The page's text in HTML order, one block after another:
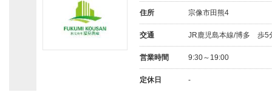
住所 宗像市田熊4
交通 JR鹿児島本線/博多 歩5
営業時間 9:30～19:00
定休日 -